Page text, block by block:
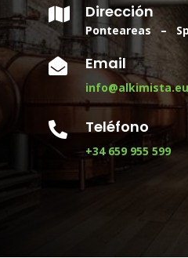
 Dirección
Ponteareas –
 Email
info@alkimista.eu
 Teléfono
+34 659 955 599